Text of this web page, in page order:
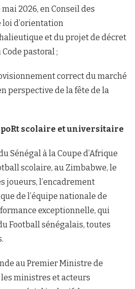
2026, en Conseil des
d’orientation
et du projet de décret
pastoral ;
correct du marché
perspective de la fête de la
scolaire et universitaire
Sénégal à la Coupe d’Afrique
scolaire, au Zimbabwe, le
joueurs, l’encadrement
de l’équipe nationale de
exceptionnelle, qui
Football sénégalais, toutes
au Premier Ministre de
ministres et acteurs